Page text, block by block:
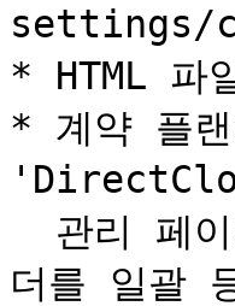
settings/
* HTML 파
* 계약 플
더를 일괄